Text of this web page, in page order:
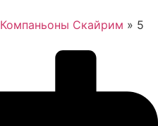
Компаньоны Скайрим » 5